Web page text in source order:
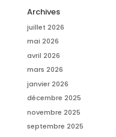
Archives
juillet 2026
mai 2026
avril 2026
mars 2026
janvier 2026
décembre 2025
novembre 2025
septembre 2025